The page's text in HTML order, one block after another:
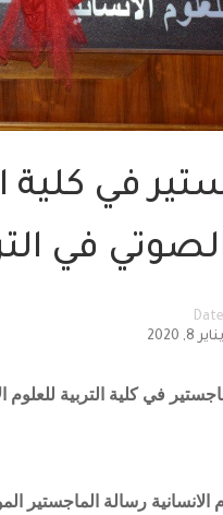
في كلية
في
Date
يناير 8, 2020
في كلية التربية للعلوم
الانسانية رسالة الماجستير